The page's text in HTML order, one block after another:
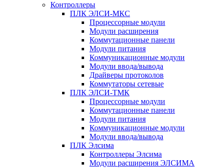
Контроллеры
ПЛК ЭЛСИ-МКС
Процессорные модули
Модули расширения
Коммутационные панели
Модули питания
Коммуникационные модули
Модули ввода/вывода
Драйверы протоколов
Коммутаторы сетевые
ПЛК ЭЛСИ-ТМК
Процессорные модули
Коммутационные панели
Модули питания
Коммуникационные модули
Модули ввода/вывода
ПЛК Элсима
Контроллеры Элсима
Модули расширения ЭЛСИМА